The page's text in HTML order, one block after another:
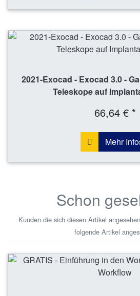
2021-Exocad - Exocad 3.0 -
Teleskope auf
66,64 € *
Mehr
Schon
Kunden die sich diesen Artikel
folgende Artikel